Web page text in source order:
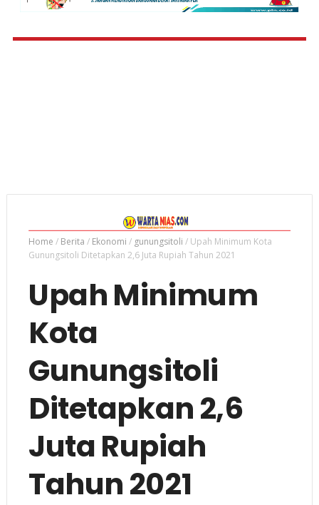
Home / Berita / Ekonomi / gunungsitoli / Upah Minimum Kota
Gunungsitoli Ditetapkan 2,6 Juta Rupiah Tahun 2021
Upah Minimum
Kota
Gunungsitoli
Ditetapkan 2,6
Juta Rupiah
Tahun 2021